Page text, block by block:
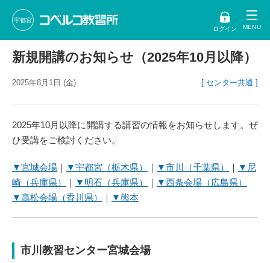
宇都宮
ログイン
新規開講のお知らせ（2025年10月以降）
2025年8月1日 (金) [ センター共通 ]
2025年10月以降に開講する講習の情報をお知らせします。ぜ
ひ受講をご検討ください。
▼宮城会場 ｜ ▼宇都宮（栃木県） ｜ ▼市川（千葉県） ｜ ▼尼
崎（兵庫県）
｜ ▼明石（兵庫県） ｜ ▼西条会場（広島県）
▼高松会場（香川県）
｜ ▼熊本
市川教習センター宮城会場